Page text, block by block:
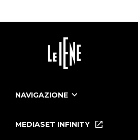
NAVIGAZIONE
Le Iene Presentano Inside
MEDIASET INFINITY